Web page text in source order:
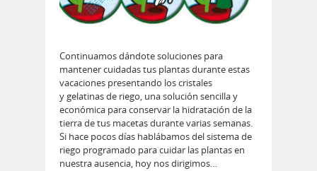
Continuamos dándote soluciones para
mantener cuidadas tus plantas durante estas
vacaciones presentando los cristales
y gelatinas de riego, una solución sencilla y
económica para conservar la hidratación de la
tierra de tus macetas durante varias semanas.
Si hace pocos días hablábamos del sistema de
riego programado para cuidar las plantas en
nuestra ausencia, hoy nos dirigimos…